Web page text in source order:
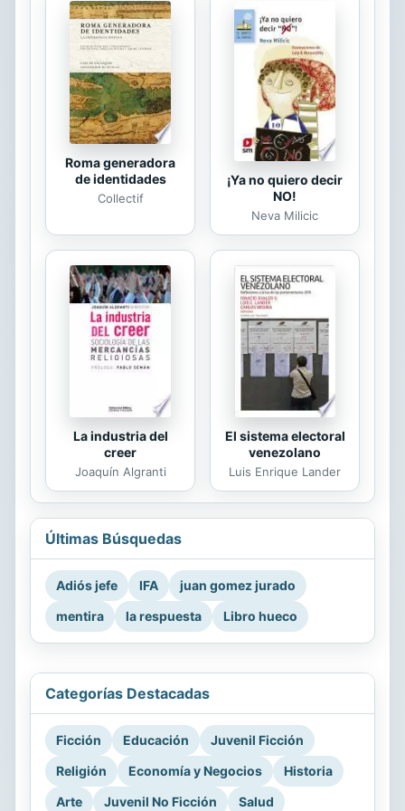
parte de Sudamérica durante las
décadas de los sesenta y setenta,
una de las más brutales
consecuencias de la política
estadounidense durante la Guerra
Fría, en su "lucha"...
Roma generadora
de identidades
Collectif
¡Ya no quiero decir
NO!
Neva Milicic
La industria del
creer
Joaquín Algranti
El sistema electoral
venezolano
Luis Enrique Lander
Últimas Búsquedas
Adiós jefe IFA
juan gomez jurado
mentira
la respuesta Libro hueco
Categorías Destacadas
Ficción Educación
Juvenil Ficción
Religión
Economía y Negocios
Historia
Arte
Juvenil No Ficción Salud